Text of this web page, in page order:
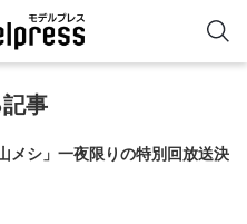
事
メシ」一夜限りの特別回放送決